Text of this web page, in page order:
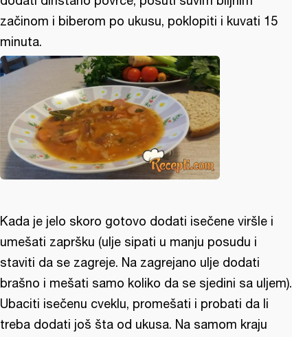
začinom i biberom po ukusu, poklopiti i kuvati 15
minuta.
Kada je jelo skoro gotovo dodati isečene viršle i
umešati zapršku (ulje sipati u manju posudu i
staviti da se zagreje. Na zagrejano ulje dodati
brašno i mešati samo koliko da se sjedini sa uljem).
Ubaciti isečenu cveklu, promešati i probati da li
treba dodati još šta od ukusa. Na samom kraju